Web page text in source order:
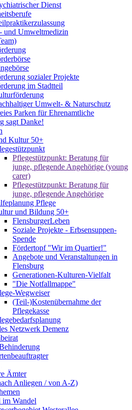
Dienst
und Umweltmedizin
sozialer Projekte
im Stadtteil
Umwelt- & Naturschutz
Parken für Ehrenamtliche
sagt Danke!
Kultur 50+
Pflegestützpunkt: Beratung für
junge, pflegende Angehörige (young
carer)
Pflegestützpunkt: Beratung für
junge, pflegende Angehörige
Pflege
und Bildung 50+
FlensburgerLeben
Soziale Projekte - Erbsensuppen-
Spende
Fördertopf "Wir im Quartier!"
Angebote und Veranstaltungen in
Flensburg
Generationen-Kulturen-Vielfalt
"Die Notfallmappe"
Wegweiser
(Teil-)Kostenübernahme der
Pflegekasse
Netzwerk Demenz
Ämter
Anliegen / von A-Z)
im Wandel